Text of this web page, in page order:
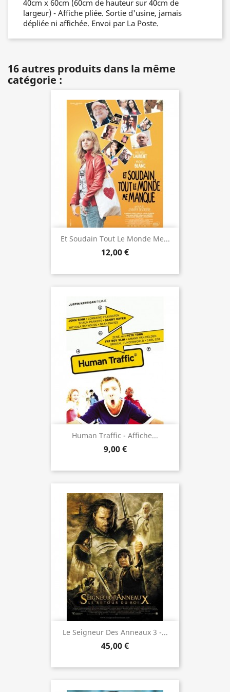
40cm x 60cm (60cm de hauteur sur 40cm de
largeur) - Affiche pliée. Sortie d'usine, jamais
dépliée ni affichée. Envoi par La Poste.
16 autres produits dans la même
catégorie :
Et Soudain Tout Le Monde Me...
12,00 €
Human Traffic - Affiche...
9,00 €
Le Seigneur Des Anneaux 3 -...
45,00 €